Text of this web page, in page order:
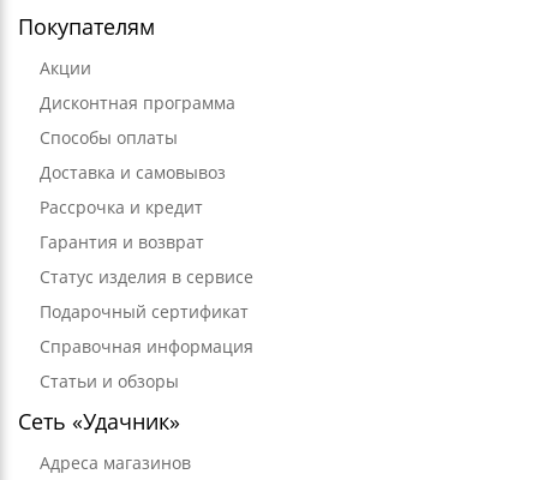
Покупателям
Акции
Дисконтная программа
Способы оплаты
Доставка и самовывоз
Рассрочка и кредит
Гарантия и возврат
Статус изделия в сервисе
Подарочный сертификат
Справочная информация
Статьи и обзоры
Сеть «Удачник»
Адреса магазинов